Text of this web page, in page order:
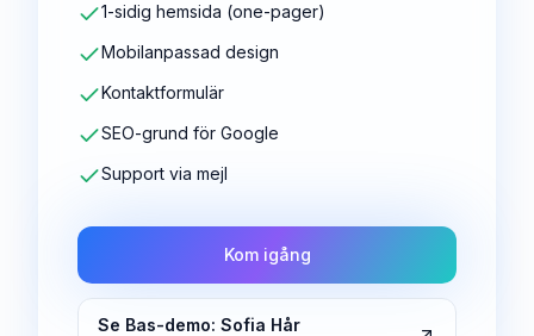
1-sidig hemsida (one-pager)
Mobilanpassad design
Kontaktformulär
SEO-grund för Google
Support via mejl
Kom igång
Se Bas-demo: Sofia Hår